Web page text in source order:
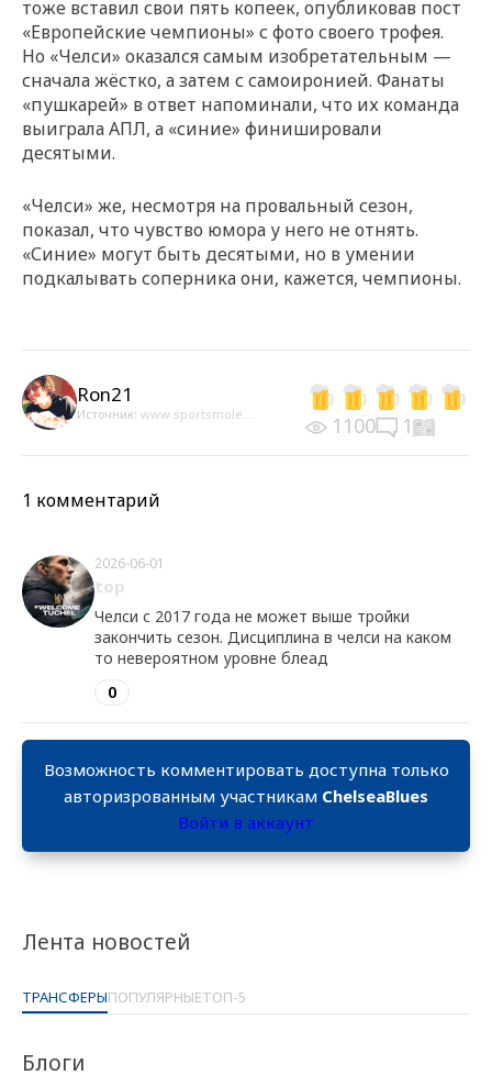
Лента новостей
ТРАНСФЕРЫПОПУЛЯРНЫЕТОП-5
Блоги
тоже вставил свои пять копеек, опубликовав пост
«Европейские чемпионы» с фото своего трофея.
Но «Челси» оказался самым изобретательным —
сначала жёстко, а затем с самоиронией. Фанаты
«пушкарей» в ответ напоминали, что их команда
выиграла АПЛ, а «синие» финишировали
десятыми.
«Челси» же, несмотря на провальный сезон,
показал, что чувство юмора у него не отнять.
«Синие» могут быть десятыми, но в умении
подкалывать соперника они, кажется, чемпионы.
Ron21
Источник: www.sportsmole.... 1100 1
1 комментарий
2026-06-01
top
Челси с 2017 года не может выше тройки
закончить сезон. Дисциплина в челси на каком
то невероятном уровне блеад
0
Возможность комментировать доступна только
авторизрованным участникам ChelseaBlues
Войти в аккаунт